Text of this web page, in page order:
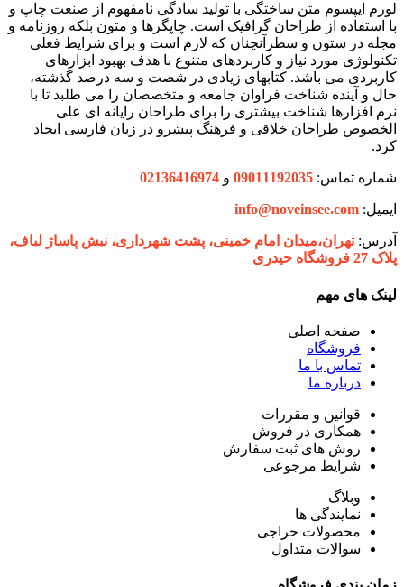
لورم ایپسوم متن ساختگی با تولید سادگی نامفهوم از صنعت چاپ و
با استفاده از طراحان گرافیک است. چاپگرها و متون بلکه روزنامه و
مجله در ستون و سطرآنچنان که لازم است و برای شرایط فعلی
تکنولوژی مورد نیاز و کاربردهای متنوع با هدف بهبود ابزارهای
کاربردی می باشد. کتابهای زیادی در شصت و سه درصد گذشته،
حال و آینده شناخت فراوان جامعه و متخصصان را می طلبد تا با
نرم افزارها شناخت بیشتری را برای طراحان رایانه ای علی
الخصوص طراحان خلاقی و فرهنگ پیشرو در زبان فارسی ایجاد
کرد.
شماره تماس: 09011192035 و 02136416974
ایمیل: info@noveinsee.com
آدرس:تهران،‌میدان امام خمینی، پشت شهرداری، نبش پاساژ لباف،
پلاک 27 فروشگاه حیدری
لینک های مهم
صفحه اصلی
فروشگاه
تماس با ما
درباره ما
قوانین و مقررات
همکاری در فروش
روش های ثبت سفارش
شرایط مرجوعی
وبلاگ
نمایندگی ها
محصولات حراجی
سوالات متداول